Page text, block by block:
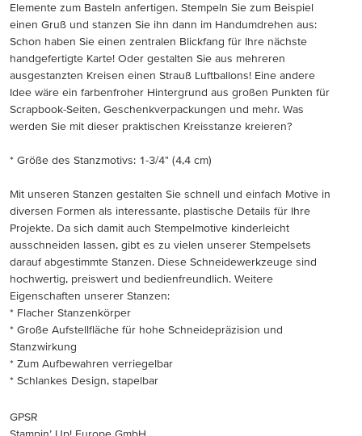
Elemente zum Basteln anfertigen. Stempeln Sie zum Beispiel
einen Gruß und stanzen Sie ihn dann im Handumdrehen aus:
Schon haben Sie einen zentralen Blickfang für Ihre nächste
handgefertigte Karte! Oder gestalten Sie aus mehreren
ausgestanzten Kreisen einen Strauß Luftballons! Eine andere
Idee wäre ein farbenfroher Hintergrund aus großen Punkten für
Scrapbook-Seiten, Geschenkverpackungen und mehr. Was
werden Sie mit dieser praktischen Kreisstanze kreieren?
* Größe des Stanzmotivs: 1-3/4" (4,4 cm)
Mit unseren Stanzen gestalten Sie schnell und einfach Motive in
diversen Formen als interessante, plastische Details für Ihre
Projekte. Da sich damit auch Stempelmotive kinderleicht
ausschneiden lassen, gibt es zu vielen unserer Stempelsets
darauf abgestimmte Stanzen. Diese Schneidewerkzeuge sind
hochwertig, preiswert und bedienfreundlich. Weitere
Eigenschaften unserer Stanzen:
* Flacher Stanzenkörper
* Große Aufstellfläche für hohe Schneidepräzision und
Stanzwirkung
* Zum Aufbewahren verriegelbar
* Schlankes Design, stapelbar
GPSR